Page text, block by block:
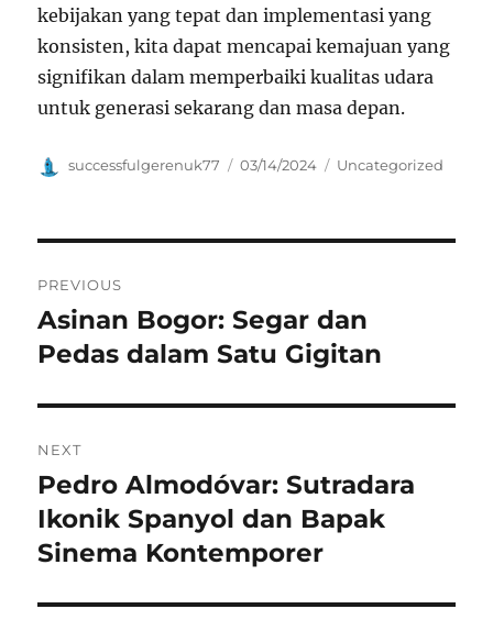
kebijakan yang tepat dan implementasi yang
konsisten, kita dapat mencapai kemajuan yang
signifikan dalam memperbaiki kualitas udara
untuk generasi sekarang dan masa depan.
Author
successfulgerenuk77
Posted
03/14/2024 Categories
Uncategorized
pos
PREVIOUS
Previous
post:
Asinan Bogor: Segar dan
Pedas dalam Satu Gigitan
NEXT
Next
post:
Pedro Almodóvar: Sutradara
Ikonik Spanyol dan Bapak
Sinema Kontemporer